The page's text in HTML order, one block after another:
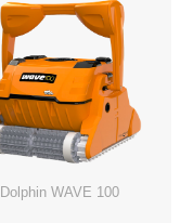
Dolphin WAVE 100